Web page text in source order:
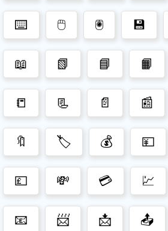
⌨️ 🖱️ 🖲️ 💾
📖 📗 📘 📙
📒 📃 📄 📰
🔖 🏷️ 💰 💴
💷 💸 💳 💹
📧 📨 📩 📤